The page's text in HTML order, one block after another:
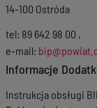
14-100 Ostróda
tel: 89 642 98 00 ,
e-mail:
Informacje
Instrukcja obsługi